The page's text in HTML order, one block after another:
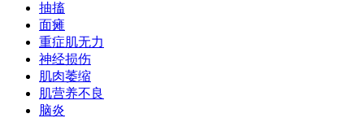
抽搐
面瘫
重症肌无力
神经损伤
肌肉萎缩
肌营养不良
脑炎